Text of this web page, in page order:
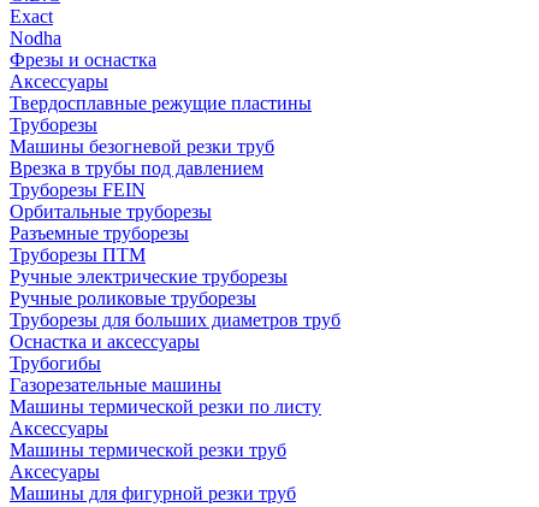
Exact
Nodha
Фрезы и оснастка
Аксессуары
Твердосплавные режущие пластины
Труборезы
Машины безогневой резки труб
Врезка в трубы под давлением
Труборезы FEIN
Орбитальные труборезы
Разъемные труборезы
Труборезы ПТМ
Ручные электрические труборезы
Ручные роликовые труборезы
Труборезы для больших диаметров труб
Оснастка и аксессуары
Трубогибы
Газорезательные машины
Машины термической резки по листу
Аксессуары
Машины термической резки труб
Аксесуары
Машины для фигурной резки труб